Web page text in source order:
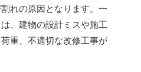
れの原因となります。一
、建物の設計ミスや施工
重、不適切な改修工事が